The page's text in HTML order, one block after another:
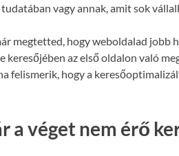
vagy annak, amit sok
megtetted, hogy weboldalad jobb
keresőjében az első oldalon való
felismerik, hogy a
a véget nem érő